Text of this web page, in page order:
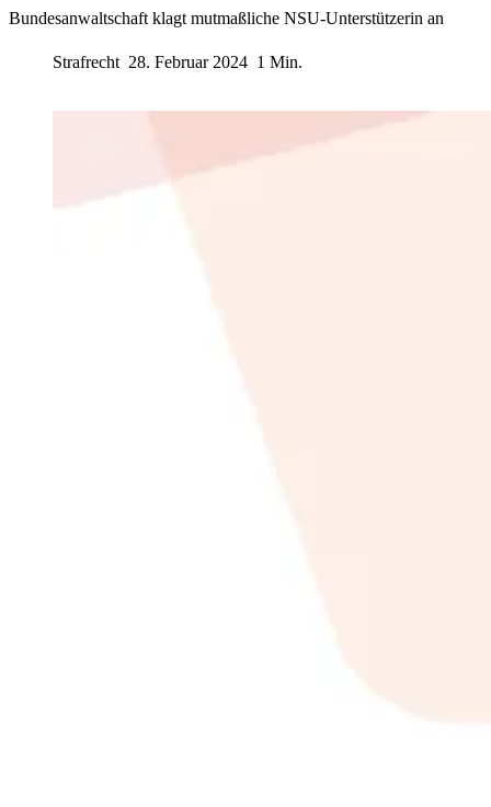
Bundesanwaltschaft klagt mutmaßliche NSU-Unterstützerin an
Strafrecht 28. Februar 2024 1 Min.